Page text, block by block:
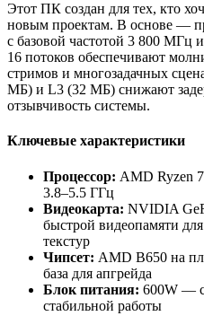
Этот ПК создан для тех, кто
новым проектам. В основе —
с базовой частотой 3 800 МГц
16 потоков обеспечивают
стримов и многозадачных
МБ) и L3 (32 МБ) снижают
отзывчивость системы.
Ключевые характеристики
Процессор: AMD Ryzen
3.8–5.5 ГГц
Видеокарта: NVIDIA
быстрой видеопамяти
текстур
Чипсет: AMD B650 на
база для апгрейда
Блок питания: 600W —
стабильной работы